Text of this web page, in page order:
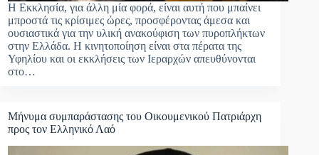
Η Εκκλησία, για άλλη μία φορά, είναι αυτή που μπαίνει
μπροστά τις κρίσιμες ώρες, προσφέροντας άμεσα και
ουσιαστικά για την υλική ανακούφιση των πυροπλήκτων
στην Ελλάδα. Η κινητοποίηση είναι στα πέρατα της
Υφηλίου και οι εκκλήσεις των Ιεραρχών απευθύνονται
στο…
Μήνυμα συμπαράστασης του Οικουμενικού Πατριάρχη
προς τον Ελληνικό Λαό